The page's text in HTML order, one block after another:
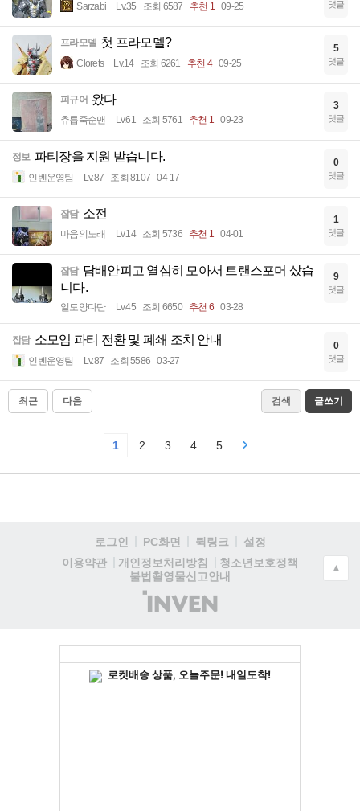
Sarzabi Lv.35 조회 6587 추천 1 09-25 댓글
프라모델 첫 프라모델?
Clorets Lv.14 조회 6261 추천 4 09-25
5
댓글
피규어 왔다
츄릅죽순맨 Lv.61 조회 5761 추천 1 09-23
3
댓글
정보 파티장을 지원 받습니다.
인벤운영팀 Lv.87 조회 8107 04-17
0
댓글
잡담 소전
마음의노래 Lv.14 조회 5736 추천 1 04-01
1
댓글
잡담 담배안피고 열심히 모아서 트랜스포머 샀습
니다.
일도양다단 Lv.45 조회 6650 추천 6 03-28
9
댓글
잡담 소모임 파티 전환 및 폐쇄 조치 안내
인벤운영팀 Lv.87 조회 5586 03-27
0
댓글
최근 다음 검색 글쓰기
1 2 3 4 5
로그인 PC화면 퀵링크
설정
이용약관
개인정보처리방침
청소년보호정책
불법촬영물신고안내
(주)
인
▲